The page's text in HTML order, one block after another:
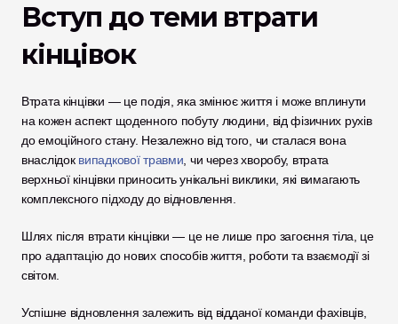
Вступ до теми втрати
кінцівок
Втрата кінцівки — це подія, яка змінює життя і може вплинути
на кожен аспект щоденного побуту людини, від фізичних рухів
до емоційного стану. Незалежно від того, чи сталася вона
внаслідок випадкової травми , чи через хворобу, втрата
верхньої кінцівки приносить унікальні виклики, які вимагають
комплексного підходу до відновлення.
Шлях після втрати кінцівки — це не лише про загоєння тіла, це
про адаптацію до нових способів життя, роботи та взаємодії зі
світом.
Успішне відновлення залежить від відданої команди фахівців,